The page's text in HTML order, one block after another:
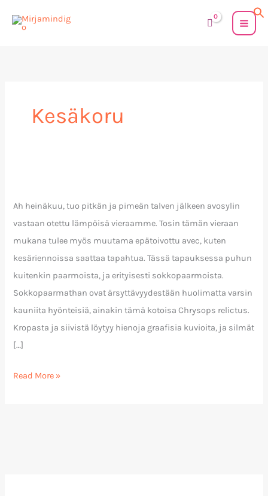
sisältöön
Kesäkoru
Ah heinäkuu, tuo pitkän ja pimeän talven jälkeen avosylin
vastaan otettu lämpöisä vieraamme. Tosin tämän vieraan
mukana tulee myös muutama epätoivottu avec, kuten
kesäriennoissa saattaa tapahtua. Tässä tapauksessa puhun
kuitenkin paarmoista, ja erityisesti sokkopaarmoista.
Sokkopaarmathan ovat ärsyttävyydestään huolimatta varsin
kauniita hyönteisiä, ainakin tämä kotoisa Chrysops relictus.
Kropasta ja siivistä löytyy hienoja graafisia kuvioita, ja silmät
[…]
Fly
vanerikorvakorut
Read More »